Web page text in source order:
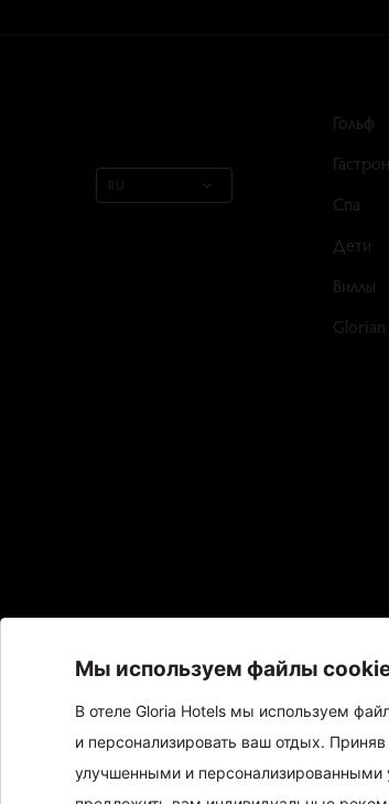
RU
Гольф
Спа
Дети
Виллы
Gloria Hotels & Resorts Является торговой